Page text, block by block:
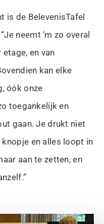
is de BelevenisTafel
neemt ‘m zo overal
en van
kan elke
óók onze
toegankelijk en
gaan. Je drukt niet
en alles loopt in
aan te zetten, en